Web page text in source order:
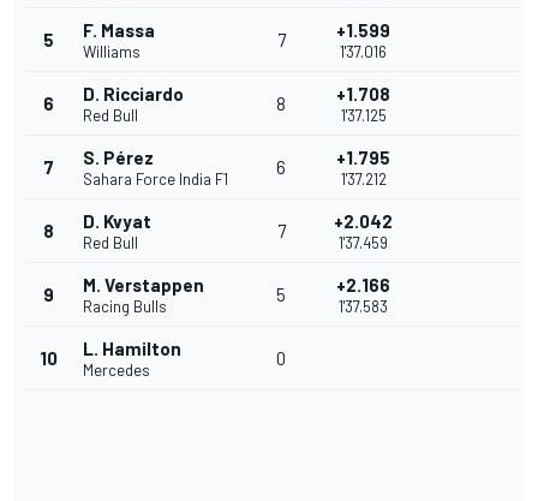
5 F. Massa
Williams
7 +1.599
1'37.016
6 D. Ricciardo
Red Bull
8 +1.708
1'37.125
7 S. Pérez
Sahara Force India F1
6 +1.795
1'37.212
8 D. Kvyat
Red Bull
7 +2.042
1'37.459
9 M. Verstappen
Racing Bulls
5 +2.166
1'37.583
10 L. Hamilton
Mercedes
0